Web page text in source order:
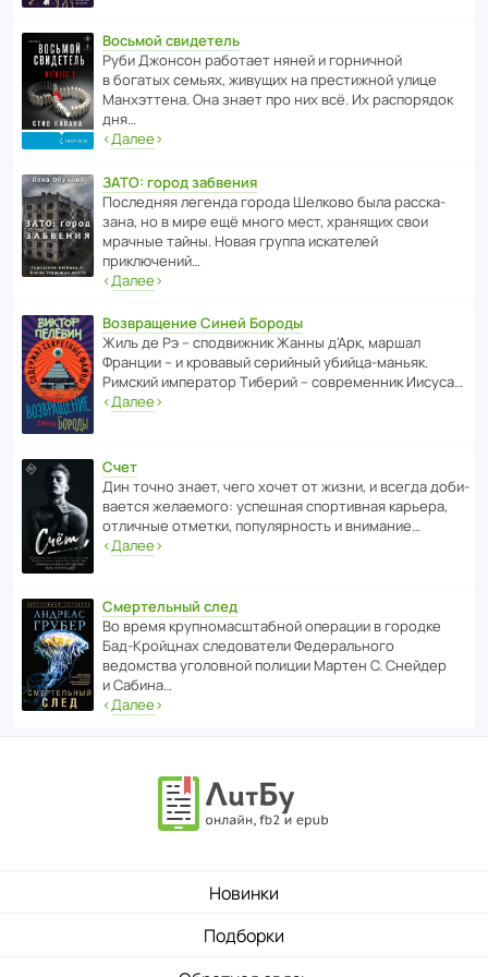
Восьмой свидетель
Руби Джонсон рабо­тает няней и горни­чной
в богатых семьях, живущих на прес­ти­жной улице
Манх­эт­тена. Она знает про них всё. Их распо­рядок
дня…
‹Далее›
ЗАТО: город забвения
После­дняя легенда города Шелково была расска­
зана, но в мире ещё много мест, хранящих свои
мрачные тайны. Новая группа иска­телей
приключений…
‹Далее›
Возвращение Синей Бороды
Жиль де Рэ – спод­ви­жник Жанны д’Арк, маршал
Франции – и кровавый серийный убийца-маньяк.
Римский импе­ратор Тиберий – совре­менник Иисуса…
‹Далее›
Счет
Дин точно знает, чего хочет от жизни, и всегда доби­
ва­ется жела­е­мого: успе­шная спор­ти­вная карьера,
отли­чные отметки, попу­ля­р­ность и внимание…
‹Далее›
Смертельный след
Во время круп­но­мас­ш­та­бной операции в городке
Бад‑Крой­цнах следо­ва­тели Феде­раль­ного
ведомства уголо­вной полиции Мартен С. Снейдер
и Сабина…
‹Далее›
Новинки
Подборки